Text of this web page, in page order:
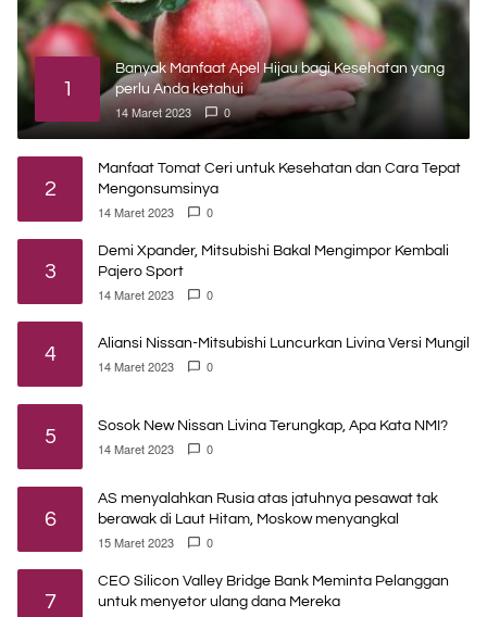
1
Banyak Manfaat Apel Hijau bagi Kesehatan yang
perlu Anda ketahui
14 Maret 2023 0
2
Manfaat Tomat Ceri untuk Kesehatan dan Cara Tepat
Mengonsumsinya
14 Maret 2023 0
3
Demi Xpander, Mitsubishi Bakal Mengimpor Kembali
Pajero Sport
14 Maret 2023 0
4 Aliansi Nissan-Mitsubishi Luncurkan Livina Versi Mungil
14 Maret 2023 0
5 Sosok New Nissan Livina Terungkap, Apa Kata NMI?
14 Maret 2023 0
6
AS menyalahkan Rusia atas jatuhnya pesawat tak
berawak di Laut Hitam, Moskow menyangkal
15 Maret 2023 0
7
CEO Silicon Valley Bridge Bank Meminta Pelanggan
untuk menyetor ulang dana Mereka